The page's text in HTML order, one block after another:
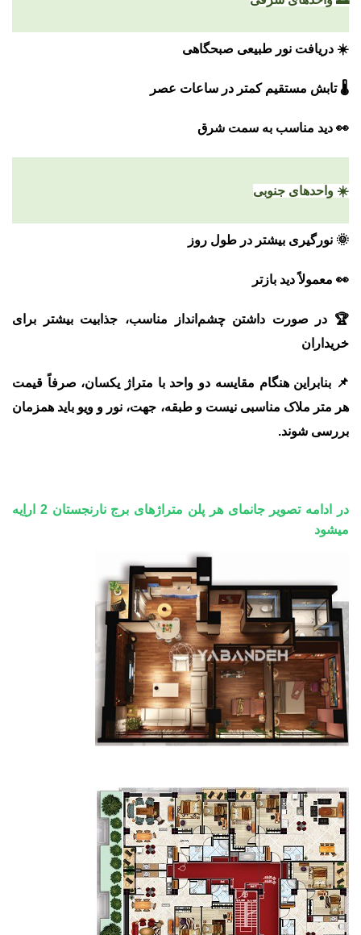
☀️ دریافت نور طبیعی صبحگاهی
🌡️ تابش مستقیم کمتر در ساعات عصر
👀 دید مناسب به سمت شرق
☀️ واحدهای جنوبی
🌞 نورگیری بیشتر در طول روز
👀 معمولاً دید بازتر
🏆 در صورت داشتن چشم‌انداز مناسب، جذابیت بیشتر برای
خریداران
📌 بنابراین هنگام مقایسه دو واحد با متراژ یکسان، صرفاً قیمت
هر متر ملاک مناسبی نیست وطبقه، جهت، نور و ویو باید همزمان
بررسی شوند.
در ادامه تصویر جانمای هر پلن متراژهای برج نارنجستان 2 اراِیه
میشود